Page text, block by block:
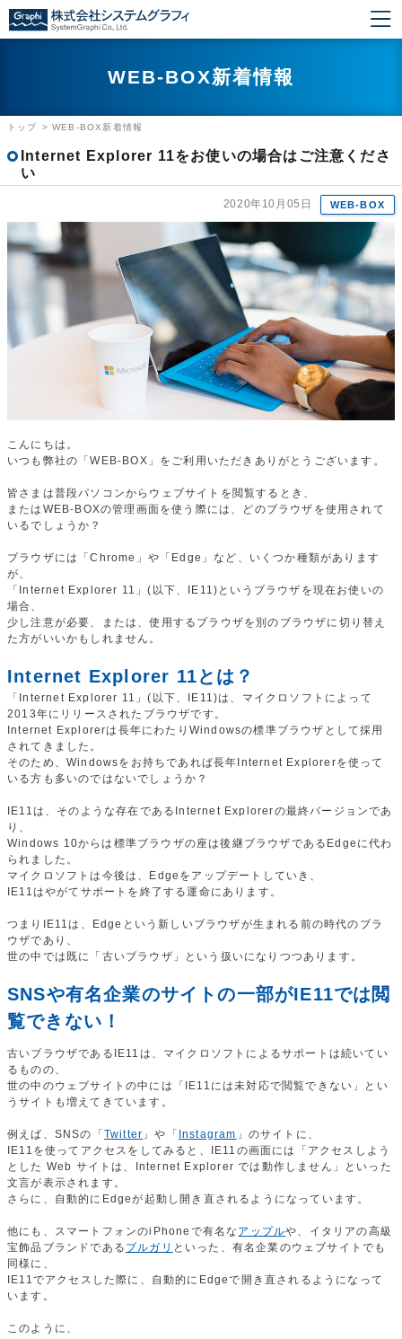
WEB-BOX新着情報
トップ >WEB-BOX新着情報
Internet Explorer 11をお使いの場合はご注意くださ
い
2020年10月05日 WEB-BOX
こんにちは。
いつも弊社の「WEB-BOX」をご利用いただきありがとうございます。
皆さまは普段パソコンからウェブサイトを閲覧するとき、
またはWEB-BOXの管理画面を使う際には、どのブラウザを使用されて
いるでしょうか？
ブラウザには「Chrome」や「Edge」など、いくつか種類があります
が、
「Internet Explorer 11」(以下、IE11)というブラウザを現在お使いの
場合、
少し注意が必要、または、使用するブラウザを別のブラウザに切り替え
た方がいいかもしれません。
Internet Explorer 11とは？
「Internet Explorer 11」(以下、IE11)は、マイクロソフトによって
2013年にリリースされたブラウザです。
Internet Explorerは長年にわたりWindowsの標準ブラウザとして採用
されてきました。
そのため、Windowsをお持ちであれば長年Internet Explorerを使って
いる方も多いのではないでしょうか？
IE11は、そのような存在であるInternet Explorerの最終バージョンであ
り、
Windows 10からは標準ブラウザの座は後継ブラウザであるEdgeに代わ
られました。
マイクロソフトは今後は、Edgeをアップデートしていき、
IE11はやがてサポートを終了する運命にあります。
つまりIE11は、Edgeという新しいブラウザが生まれる前の時代のブラ
ウザであり、
世の中では既に「古いブラウザ」という扱いになりつつあります。
SNSや有名企業のサイトの一部がIE11では閲
覧できない！
古いブラウザであるIE11は、マイクロソフトによるサポートは続いてい
るものの、
世の中のウェブサイトの中には「IE11には未対応で閲覧できない」とい
うサイトも増えてきています。
例えば、SNSの「 Twitter 」や「 Instagram 」のサイトに、
IE11を使ってアクセスをしてみると、IE11の画面には「アクセスしよう
とした Web サイトは、Internet Explorer では動作しません」といった
文言が表示されます。
さらに、自動的にEdgeが起動し開き直されるようになっています。
他にも、スマートフォンのiPhoneで有名な アップルや、イタリアの高級
宝飾品ブランドである ブルガリ といった、有名企業のウェブサイトでも
同様に、
IE11でアクセスした際に、自動的にEdgeで開き直されるようになって
います。
このように、